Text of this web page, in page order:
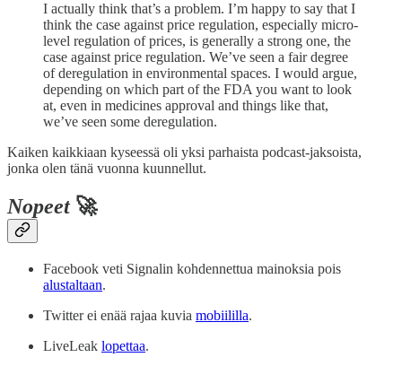
I actually think that’s a problem. I’m happy to say that I
think the case against price regulation, especially micro-
level regulation of prices, is generally a strong one, the
case against price regulation. We’ve seen a fair degree
of deregulation in environmental spaces. I would argue,
depending on which part of the FDA you want to look
at, even in medicines approval and things like that,
we’ve seen some deregulation.
Kaiken kaikkiaan kyseessä oli yksi parhaista podcast-jaksoista,
jonka olen tänä vuonna kuunnellut.
Nopeet🚀
Facebook veti Signalin kohdennettua mainoksia pois
alustaltaan.
Twitter ei enää rajaa kuvia mobiililla.
LiveLeak lopettaa.